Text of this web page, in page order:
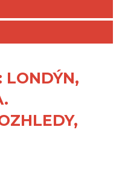
LONDÝN,